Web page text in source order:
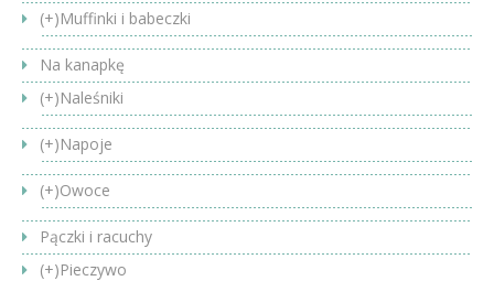
(+)Muffinki i babeczki
Na kanapkę
(+)Naleśniki
(+)Napoje
(+)Owoce
Pączki i racuchy
(+)Pieczywo